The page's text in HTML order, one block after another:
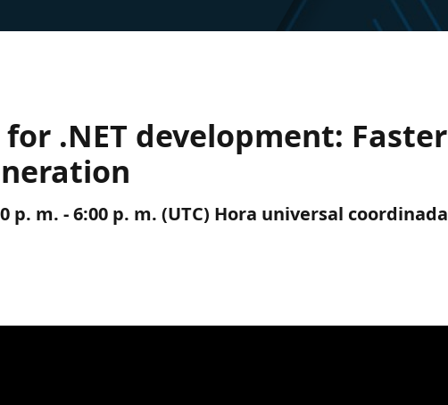
.NET development:
p. m. - 6:00 p. m. (UTC) Hora universal coordinada